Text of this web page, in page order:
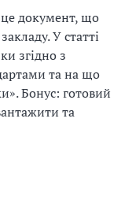
це документ, що
У статті
згідно з
та на що
Бонус: готовий
та